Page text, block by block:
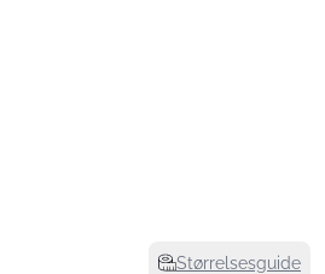
Størrelsesguide